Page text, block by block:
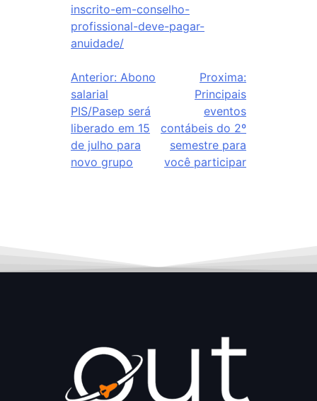
inscrito-em-conselho-
profissional-deve-pagar-
anuidade/
Anterior: Abono
salarial
PIS/Pasep será
liberado em 15
de julho para
novo grupo
Proxima:
Principais
eventos
contábeis do 2º
semestre para
você participar